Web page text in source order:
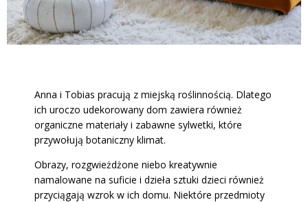
Anna i Tobias pracują z miejską roślinnością. Dlatego
ich uroczo udekorowany dom zawiera również
organiczne materiały i zabawne sylwetki, które
przywołują botaniczny klimat.
Obrazy, rozgwieżdżone niebo kreatywnie
namalowane na suficie i dzieła sztuki dzieci również
przyciągają wzrok w ich domu. Niektóre przedmioty